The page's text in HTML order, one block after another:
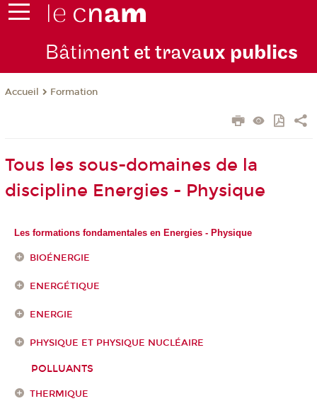
Bâtiment et travaux publics
Accueil Formation
Tous les sous-domaines de la
discipline Energies - Physique
Les formations fondamentales en Energies - Physique
BIOÉNERGIE
ENERGÉTIQUE
ENERGIE
PHYSIQUE ET PHYSIQUE NUCLÉAIRE
POLLUANTS
THERMIQUE